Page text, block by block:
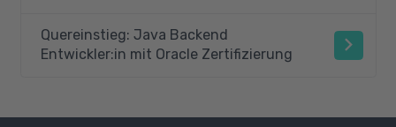
Quereinstieg: Java Backend
Entwickler:in mit Oracle Zertifizierung